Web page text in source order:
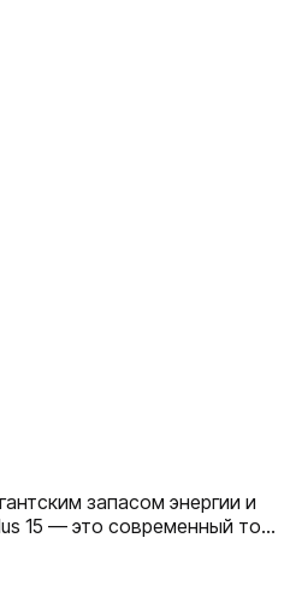
запасом энергии и
15 — это современный топ-
дизайн. Он создан, чтобы